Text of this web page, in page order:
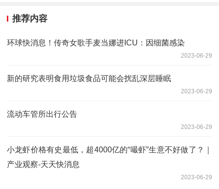
推荐内容
环球快消息！传奇女歌手麦当娜进ICU：因细菌感染
2023-06-29
新的研究表明食用垃圾食品可能会扰乱深层睡眠
2023-06-29
流动车管所出行公告
2023-06-29
小龙虾价格有史最低，超4000亿的“嘬虾”生意不好做了？｜
产业观察-天天快消息
2023-06-29